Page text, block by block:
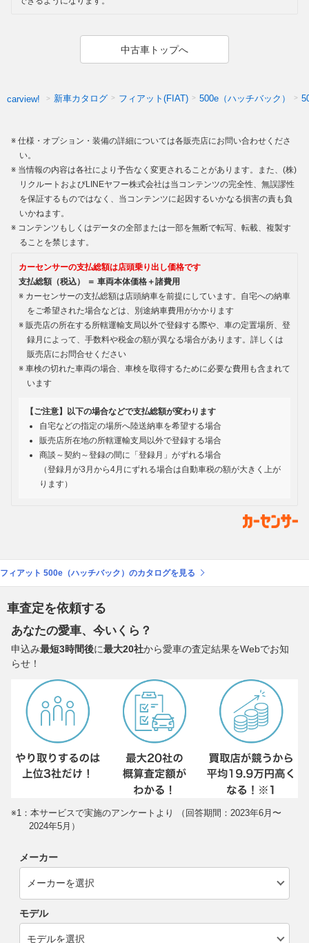
中古車トップへ
carview! 新車カタログ フィアット(FIAT) 500e（ハッチバック）
仕様・オプション・装備の詳細については各販売店にお問い合わせくださ
い。
当情報の内容は各社により予告なく変更されることがあります。また、(株)
リクルートおよびLINEヤフー株式会社は当コンテンツの完全性、無誤謬性
を保証するものではなく、当コンテンツに起因するいかなる損害の責も負
いかねます。
コンテンツもしくはデータの全部または一部を無断で転写、転載、複製す
ることを禁じます。
カーセンサーの支払総額は店頭乗り出し価格です
支払総額（税込） ＝ 車両本体価格＋諸費用
カーセンサーの支払総額は店頭納車を前提にしています。自宅への納車
をご希望された場合などは、別途納車費用がかかります
販売店の所在する所轄運輸支局以外で登録する際や、車の定置場所、登
録月によって、手数料や税金の額が異なる場合があります。詳しくは
販売店にお問合せください
車検の切れた車両の場合、車検を取得するために必要な費用も含まれて
います
【ご注意】以下の場合などで支払総額が変わります
自宅などの指定の場所へ陸送納車を希望する場合
販売店所在地の所轄運輸支局以外で登録する場合
商談～契約～登録の間に「登録月」がずれる場合
（登録月が3月から4月にずれる場合は自動車税の額が大きく上が
ります）
フィアット 500e（ハッチバック）のカタログを見る
車査定を依頼する
あなたの愛車、今いくら？
申込み最短3時間後に最大20社から愛車の査定結果をWebでお知
らせ！
※1：本サービスで実施のアンケートより （回答期間：2023年6月〜
2024年5月）
メーカー
モデル